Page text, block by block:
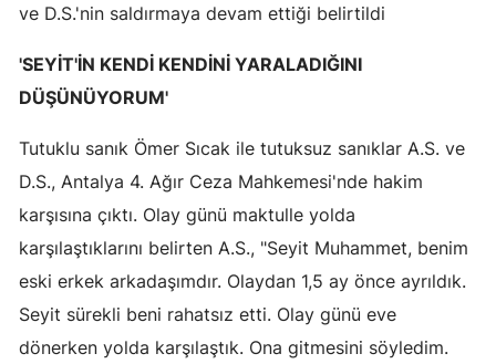
Kırklareli
Kırşehir
Konya
Kütahya
Malatya
Manisa
ve D.S.'nin saldırmaya devam ettiği belirtildi
'SEYİT'İN KENDİ KENDİNİ YARALADIĞINI
DÜŞÜNÜYORUM'
Tutuklu sanık Ömer Sıcak ile tutuksuz sanıklar A.S. ve
D.S., Antalya 4. Ağır Ceza Mahkemesi'nde hakim
karşısına çıktı. Olay günü maktulle yolda
karşılaştıklarını belirten A.S., "Seyit Muhammet, benim
eski erkek arkadaşımdır. Olaydan 1,5 ay önce ayrıldık.
Seyit sürekli beni rahatsız etti. Olay günü eve
dönerken yolda karşılaştık. Ona gitmesini söyledim.